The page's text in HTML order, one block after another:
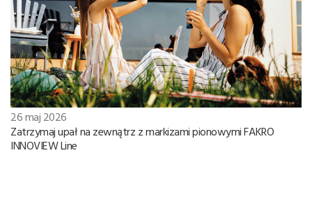
26 maj 2026
Zatrzymaj upał na zewnątrz z markizami pionowymi FAKRO
INNOVIEW Line